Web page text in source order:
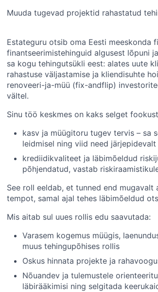
Muuda tugevad projektid rahastatud
Estateguru otsib oma Eesti meeskonda
finantseerimistehinguid algusest lõpuni
sa kogu tehingutsükli eest: alates uute
rahastuse väljastamise ja kliendisuhte
renoveeri-ja-müü (fix-andflip)
vältel.
Sinu töö keskmes on kaks selget
kasv ja müügitoru tugev tervis – sa
leidmisel ning viid need järjepidevalt
krediidikvaliteet ja läbimõeldud
põhjendatud, vastab
See roll eeldab, et tunned end mugavalt
tempot, samal ajal tehes läbimõeldud
Mis aitab sul uues rollis edu saavutada:
Varasem kogemus müügis,
muus tehingupõhises rollis
Oskus hinnata projekte ja
Nõuandev ja tulemustele
läbirääkimisi ning selgitada